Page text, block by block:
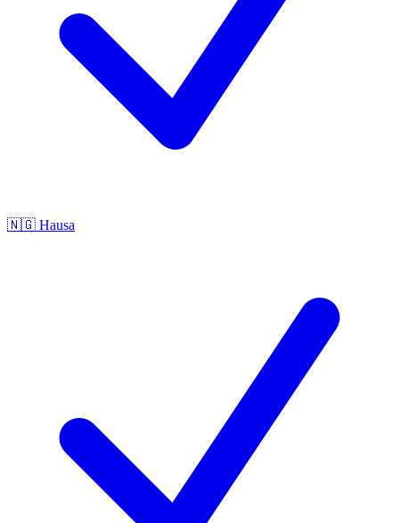
🇳🇬 Hausa